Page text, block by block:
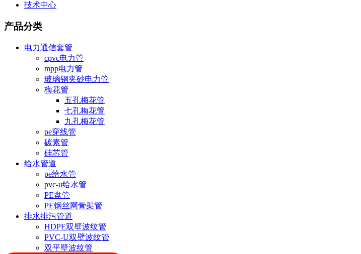
技术中心
产品分类
电力通信套管
cpvc电力管
mpp电力管
玻璃钢夹砂电力管
梅花管
五孔梅花管
七孔梅花管
九孔梅花管
pe穿线管
碳素管
硅芯管
给水管道
pe给水管
pvc-u给水管
PE盘管
PE钢丝网骨架管
排水排污管道
HDPE双壁波纹管
PVC-U双壁波纹管
双平壁波纹管